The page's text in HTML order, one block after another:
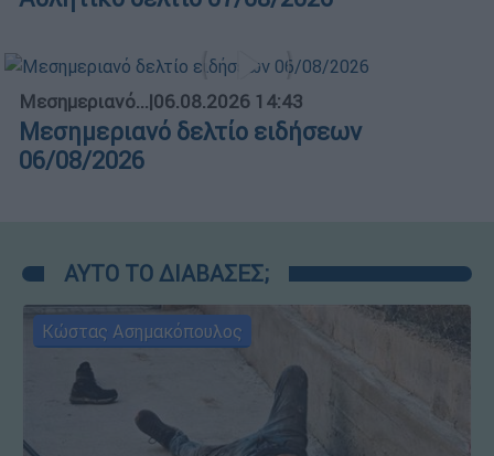
Μεσημεριανό...|06.08.2026 14:43
Μεσημεριανό δελτίο ειδήσεων
06/08/2026
ΑΥΤΟ ΤΟ ΔΙΑΒΑΣΕΣ;
Κώστας Ασημακόπουλος